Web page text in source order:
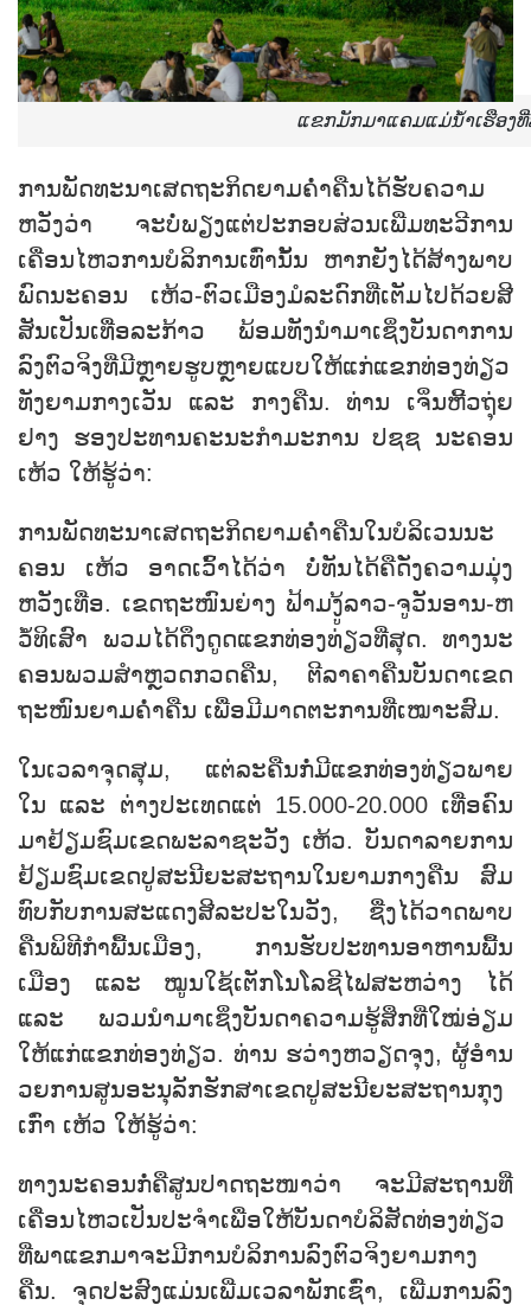
ແຂກ​ມັກ​ມາ​ແຄມ​ແມ່​ນ້ຳ​ເຮືອງ​ທີ່​
ການ​ພັດ​ທະ​ນາ​ເສດ​ຖະ​ກິດ​ຍາມ​ຄ່ຳ​ຄືນໄດ້​ຮັບ​ຄວາມ​
ຫວັງ​ວ່າ ຈະບໍ່​ພຽງ​ແຕ່​ປະ​ກອບ​ສ່ວນ​ເພີ່ມ​ທະ​ວີ​ການ​
ເຄື່ອນ​ໄຫວ​ການ​ບໍ​ລິ​ການ​ເທົ່າ​ນັ້ນ ຫາກ​ຍັງ​ໄ​ດ້ສ້າງພາບ​
ພົດ​ນະ​ຄອນ ເຫ້ວ-ຕົວ​ເມືອງ​ມໍ​ລະ​ດົກ​ທີ່​ເຕັມ​ໄປ​ດ້ວຍ​ສີ​
ສັນເປັນ​ເທື່ອ​ລະ​ກ້າວ ພ້ອມ​ທັງ​ນຳ​ມາ​ເຊິ່ງ​ບັນ​ດາ​ການ​
ລົງ​ຕົວ​ຈິງ​ທີ່​ມີຫຼາຍ​ຮູບຫຼາຍ​ແບບ​ໃຫ້​ແກ່​ແຂກ​ທ່ອງ​ທ່ຽວ​
ທັງ​ຍາມ​ກາງ​ເວັນ ແລະ ກາງ​ຄືນ. ທ່ານ ເຈິ່ນ​ຫີ້ວ​ຖຸ່ຍ​
ຢາງ ຮອງ​ປະ​ທານ​ຄະ​ນະ​ກຳ​ມະ​ການ ປ​ຊ​ຊ ນະ​ຄອນ
ເຫ້ວ ໃຫ້​ຮູ້​ວ່າ:
ການ​ພັດ​ທະ​ນາ​ເສດ​ຖະ​ກິດ​ຍາມ​ຄ່ຳ​ຄືນໃນ​ບໍ​ລິ​ເວນ​ນະ​
ຄອນ ເຫ້ວ ອາດ​ເວົ້າ​ໄດ້​ວ່າ ບໍ່​ທັນ​ໄດ້​ຄື​ດັ່ງ​ຄວາມ​ມຸ່ງ​
ຫວັງ​ເທື່ອ. ເຂດ​ຖະ​ໜົນ​ຍ່າງ ຟ້າມ​ງູ້​ລາວ-ຈູ​ວັນ​ອານ-ຫ
ວໍ້​ທິ​ເສົາ ພວມ​ໄດ້​ດຶງ​ດູດ​ແຂກ​ທ່ອງ​ທ່ຽວ​ທີ່​ສຸດ. ທາງ​ນະ​
ຄອນ​ພວມ​ສຳຫຼວດກວດ​ຄືນ, ຕີ​ລາ​ຄາ​ຄືນ​ບັນ​ດາ​ເຂດ​
ຖະ​ໜົນ​ຍາມ​ຄ່ຳ​ຄືນ ເພື່ອ​ມີ​ມາດ​ຕະ​ການ​ທີ່​ເໝາະ​ສົມ.
ໃນ​ເວ​ລາ​ຈຸດ​ສຸມ, ແຕ່​ລະ​ຄືນກໍ່​ມີ​ແຂກ​ທ່ອງ​ທ່ຽວ​ພາຍ​
ໃນ ແລະ ຕ່າງ​ປະ​ເທດ​ແຕ່ 15.000-20.000 ເທື່ອ​ຄົນ​
ມາ​ຢ້ຽມ​ຊົມ​ເຂດ​ພະ​ລາ​ຊະ​ວັງ ເຫ້ວ. ບັນ​ດາ​ລາຍ​ການ
ຢ້ຽມຊົມ​ເຂດ​ປູ​ສະ​ນີ​ຍະ​ສະ​ຖານ​ໃນ​ຍາມ​ກາງ​ຄືນ ສົມ​
ທົບ​ກັບ​ການ​ສະ​ແດງ​ສີ​ລະ​ປະ​ໃນ​ວັງ, ຊື່ງ​ໄດ້​ວາດ​ພາບ​
ຄືນ​ພິ​ທີ​ກຳ​ພື້ນ​ເມືອງ, ການ​ຮັບ​ປະ​ທານ​ອາ​ຫານ​ພື້ນ​
ເມືອງ ແລະ ໝູນ​ໃຊ້​ເຕັກ​ໂນ​ໂລ​ຊີ​ໄຟ​ສະ​ຫວ່າງ ໄດ້
ແລະ ພວມ​ນຳ​ມາ​ເຊິ່ງ​ບັນ​ດາ​ຄວາມ​ຮູ້​ສຶກ​ທີ່​ໃໝ່​ອ່ຽມ​
ໃຫ້​ແກ່​ແຂກ​ທ່ອງ​ທ່ຽວ. ທ່ານ ຮວ່າງ​ຫວຽດ​ຈຸງ, ຜູ້ອ​ຳນ​
ວຍ​ການ​ສູນ​ອະ​ນຸ​ລັກ​ຮັກ​ສາ​ເຂດ​ປູ​ສະ​ນີ​ຍະ​ສະ​ຖານ​ກຸງ​
ເກົ່າ ເຫ້ວ ໃຫ້​ຮູ້​ວ່າ:
ທາງ​ນະ​ຄອນກໍ່​ຄື​ສູນ​ປາດ​ຖະ​ໜາ​ວ່າ ​ຈະ​ມີ​ສະ​ຖານ​ທີ່​
ເຄື່ອນ​ໄຫວ​ເປັນ​ປະ​ຈຳ​ເພື່ອ​ໃຫ້​ບັນ​ດາ​ບໍ​ລິ​ສັດ​ທ່ອງ​ທ່ຽວ​
ທີ່ພາແຂກ​ມາ​ຈະ​ມີ​ການ​ບໍ​ລິ​ການ​ລົງ​ຕົວ​ຈິງ​ຍາມ​ກາງ​
ຄືນ. ຈຸດ​ປະ​ສົງ​ແມ່ນ​ເພີ່ມ​ເວ​ລາ​ພັກ​ເຊົ່າ, ເພີ່ມ​ການ​ລົງ​